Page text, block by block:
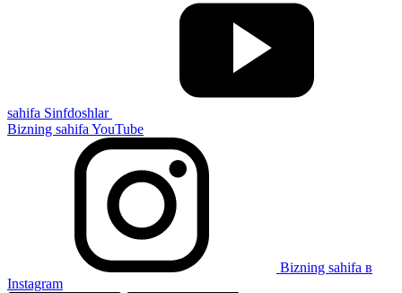
sahifa Sinfdoshlar
Bizning sahifa YouTube
Bizning sahifa в
Instagram